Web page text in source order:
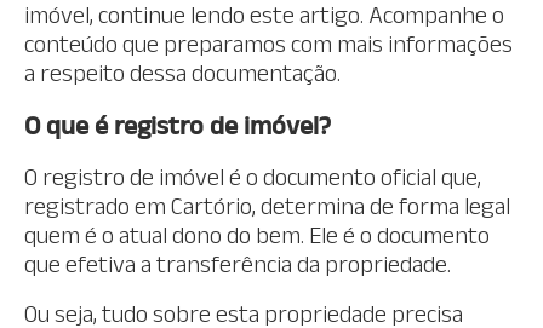
imóvel, continue lendo este artigo. Acompanhe o
conteúdo que preparamos com mais informações
a respeito dessa documentação.
O que é registro de imóvel?
O registro de imóvel é o documento oficial que,
registrado em Cartório, determina de forma legal
quem é o atual dono do bem. Ele é o documento
que efetiva a transferência da propriedade.
Ou seja, tudo sobre esta propriedade precisa